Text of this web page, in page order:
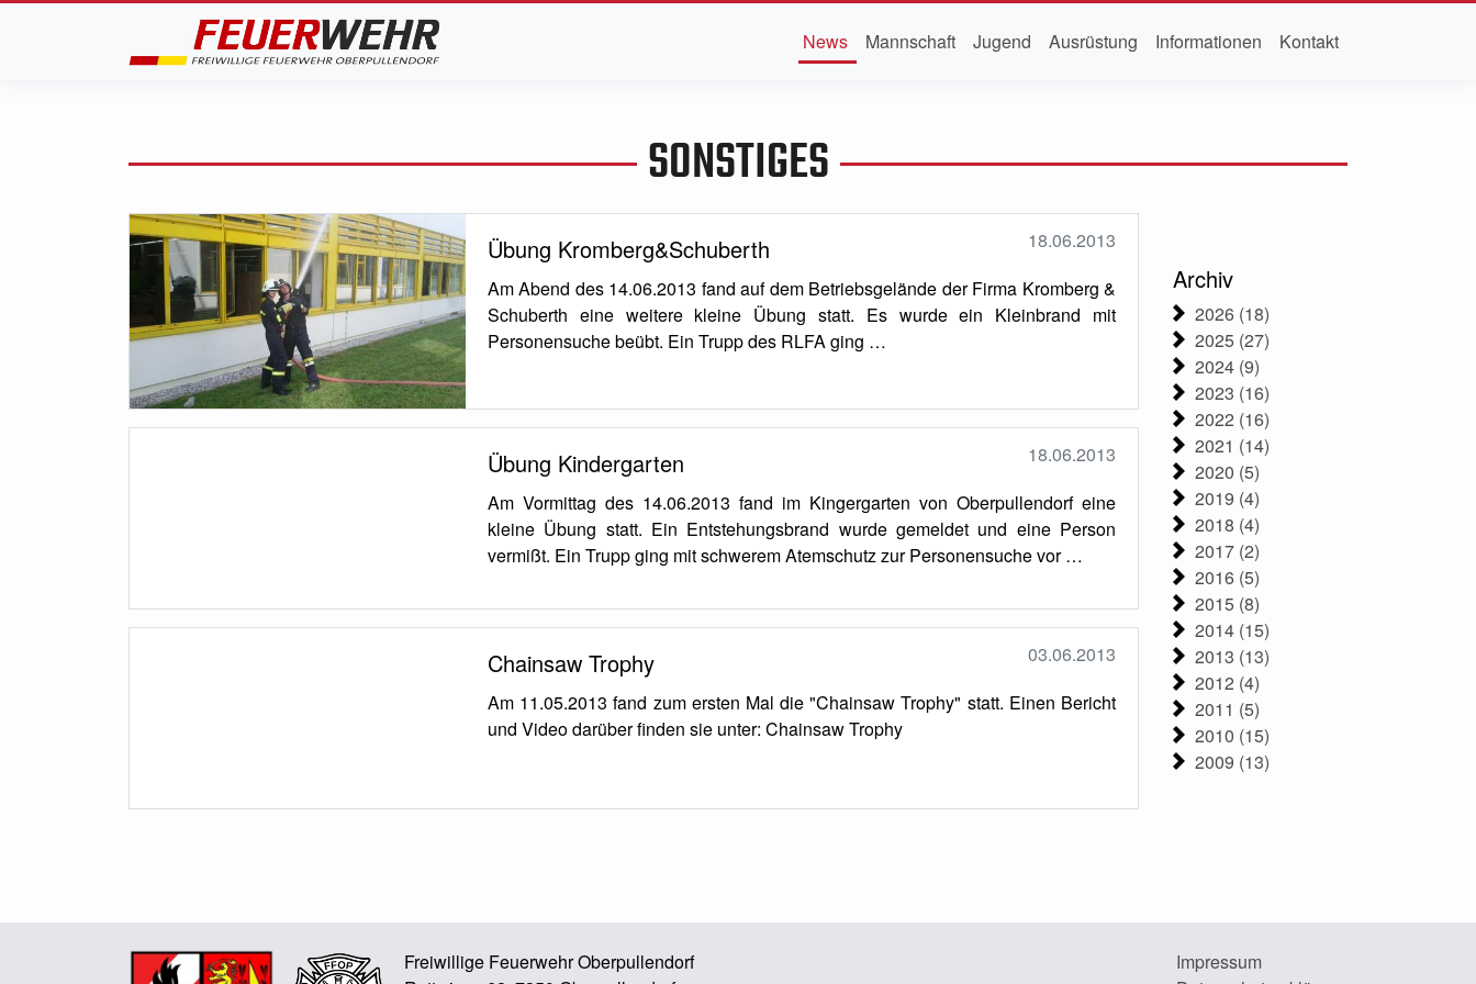
News Mannschaft Jugend Ausrüstung Informationen Kontakt
SONSTIGES
Übung Kromberg&Schuberth
18.06.2013
Am Abend des 14.06.2013 fand auf dem Betriebsgelände der Firma Kromberg &
Schuberth eine weitere kleine Übung statt. Es wurde ein Kleinbrand mit
Personensuche beübt. Ein Trupp des RLFA ging …
Übung Kindergarten
18.06.2013
Am Vormittag des 14.06.2013 fand im Kingergarten von Oberpullendorf eine
kleine Übung statt. Ein Entstehungsbrand wurde gemeldet und eine Person
vermißt. Ein Trupp ging mit schwerem Atemschutz zur Personensuche vor …
Chainsaw Trophy
03.06.2013
Am 11.05.2013 fand zum ersten Mal die "Chainsaw Trophy" statt. Einen Bericht
und Video darüber finden sie unter: Chainsaw Trophy
Archiv
2026 (18)
2025 (27)
2024 (9)
2023 (16)
2022 (16)
2021 (14)
2020 (5)
2019 (4)
2018 (4)
2017 (2)
2016 (5)
2015 (8)
2014 (15)
2013 (13)
2012 (4)
2011 (5)
2010 (15)
2009 (13)
Freiwillige Feuerwehr Oberpullendorf
Impressum